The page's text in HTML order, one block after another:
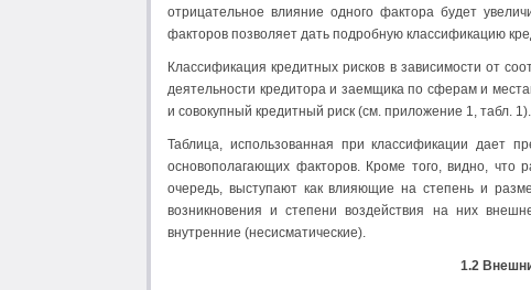
отрицательное влияние одного фактора будет
факторов позволяет дать подробную классификацию
Классификация кредитных рисков в зависимости от
деятельности кредито­ра и заемщика по сферам и
и совокупный кредитный риск (см. приложение 1, табл. 1).
Таблица, использованная при классификации дает
основополагающих факторов. Кроме того, видно, что
очередь, выступают как влияющие на степень и
возникновения и степени воздействия на них
внутренние (несисматические).
1.2